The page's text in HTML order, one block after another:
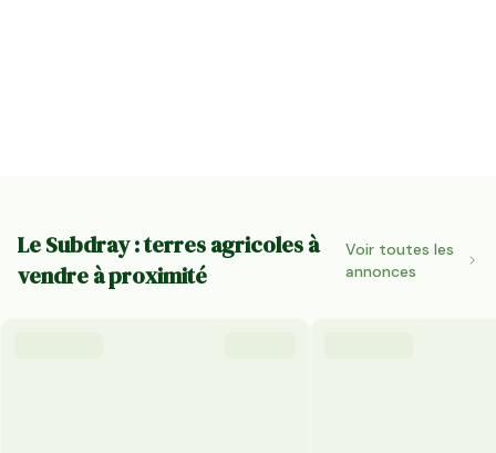
Le Subdray : terres agricoles à
vendre à proximité
Voir toutes les
annonces